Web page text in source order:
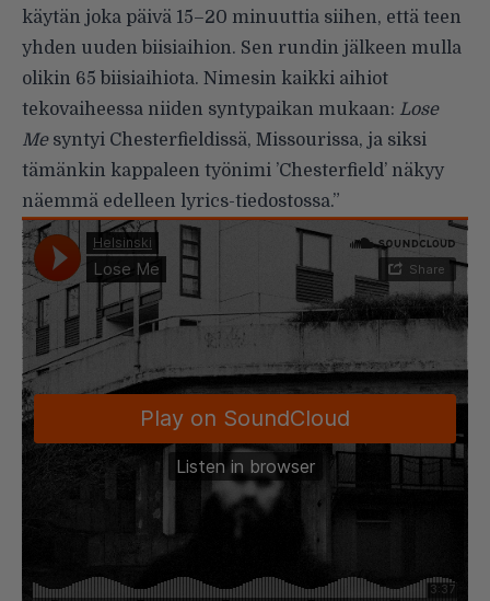
käytän joka päivä 15–20 minuuttia siihen, että teen
yhden uuden biisiaihion. Sen rundin jälkeen mulla
olikin 65 biisiaihiota. Nimesin kaikki aihiot
tekovaiheessa niiden syntypaikan mukaan: Lose
Mesyntyi Chesterfieldissä, Missourissa, ja siksi
tämänkin kappaleen työnimi ’Chesterfield’ näkyy
näemmä edelleen lyrics-tiedostossa.”